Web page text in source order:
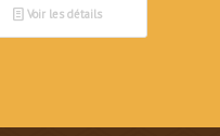
Voir les détails